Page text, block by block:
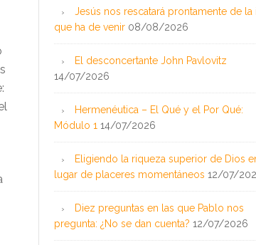
Jesús nos rescatará prontamente de la
que ha de venir 08/08/2026
El desconcertante John Pavlovitz
14/07/2026
Hermenéutica – El Qué y el Por Qué:
Módulo 1 14/07/2026
Eligiendo la riqueza superior de Dios
lugar de placeres momentáneos 12/07/
Diez preguntas en las que Pablo nos
pregunta: ¿No se dan cuenta? 12/07/2026